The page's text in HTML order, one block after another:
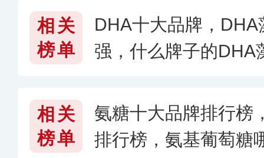
相关
榜单
DHA十大品牌，
强，什么牌子的DHA
相关
榜单
氨糖十大品牌排行榜
排行榜，氨基葡萄糖